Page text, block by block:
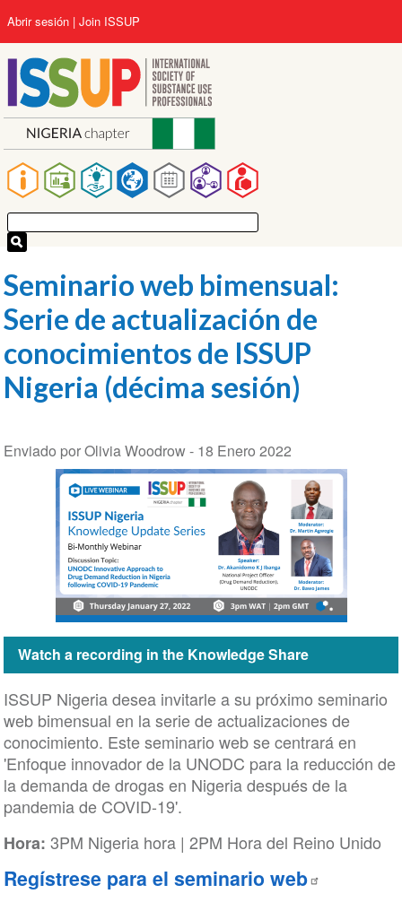
al
contenido
principal
Main
navigation
User
account
menu
Abrir sesión Join ISSUP
Seminario web bimensual:
Serie de actualización de
conocimientos de ISSUP
Nigeria (décima sesión)
Enviado por Olivia Woodrow - 18 Enero 2022
Watch a recording in the Knowledge Share
ISSUP Nigeria desea invitarle a su próximo seminario
web bimensual en la serie de actualizaciones de
conocimiento. Este seminario web se centrará en
'Enfoque innovador de la UNODC para la reducción de
la demanda de drogas en Nigeria después de la
pandemia de COVID-19'.
Hora: 3PM Nigeria hora | 2PM Hora del Reino Unido
Regístrese para el seminario web